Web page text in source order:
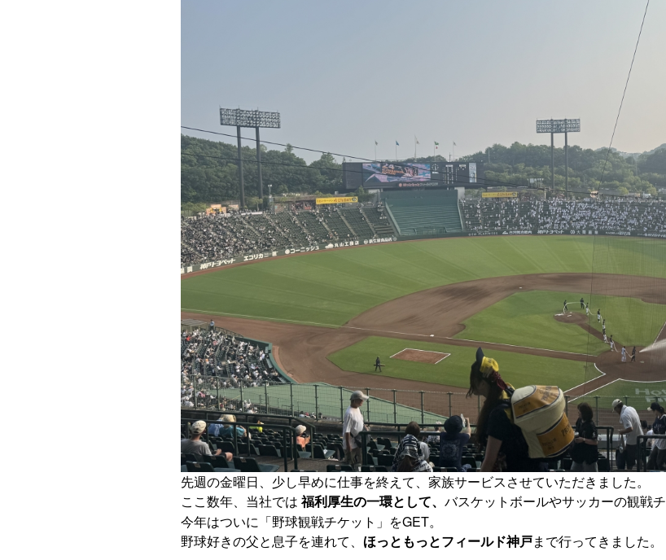
先週の金曜日、少し早めに仕事を終えて、家族サービスさせていただきました。
ここ数年、当社では福利厚生の一環として、 バスケットボールやサッカーの観戦
今年はついに「野球観戦チケット」をGET。
野球好きの父と息子を連れて、
ほっともっとフィールド神戸まで行ってきました。